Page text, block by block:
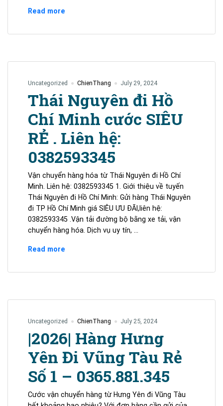
Read more
TP.HCM
Tải
Chiến
Thắng
Uncategorized ChienThang July 29, 2024
Thái Nguyên đi Hồ
Chí Minh cước SIÊU
RẺ . Liên hệ:
0382593345
Vận chuyển hàng hóa từ Thái Nguyên đi Hồ Chí
Minh. Liên hệ: 0382593345 1. Giới thiệu về tuyến
Thái Nguyên đi Hồ Chí Minh: Gửi hàng Thái Nguyên
đi TP Hồ Chí Minh giá SIÊU ƯU ĐÃI,liên hệ:
0382593345 .Vận tải đường bộ bằng xe tải, vận
chuyển hàng hóa. Dịch vụ uy tín, …
Read more
đi
SIÊU
RẺ
Liên
0382593345
Uncategorized ChienThang July 25, 2024
|2026| Hàng Hưng
Yên Đi Vũng Tàu Rẻ
Số 1 – 0365.881.345
Cước vận chuyển hàng từ Hưng Yên đi Vũng Tàu